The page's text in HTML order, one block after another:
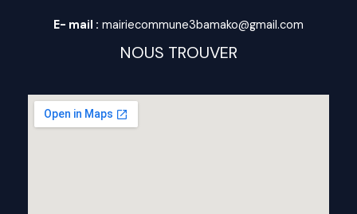
E- mail : mairiecommune3bamako@gmail.com
NOUS TROUVER